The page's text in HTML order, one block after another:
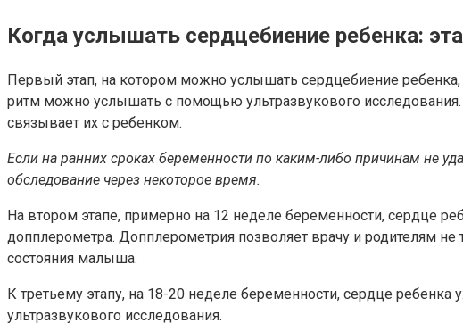
Когда услышать сердцебиение ребенка:
Первый этап, на котором можно услышать сердцебиение
ритм можно услышать с помощью ультразвукового
связывает их с ребенком.
Если на ранних сроках беременности по каким-либо причинам не
обследование через некоторое время.
На втором этапе, примерно на 12 неделе беременности, сердце
допплерометра. Допплерометрия позволяет врачу и родителям
состояния малыша.
К третьему этапу, на 18-20 неделе беременности, сердце
ультразвукового исследования.